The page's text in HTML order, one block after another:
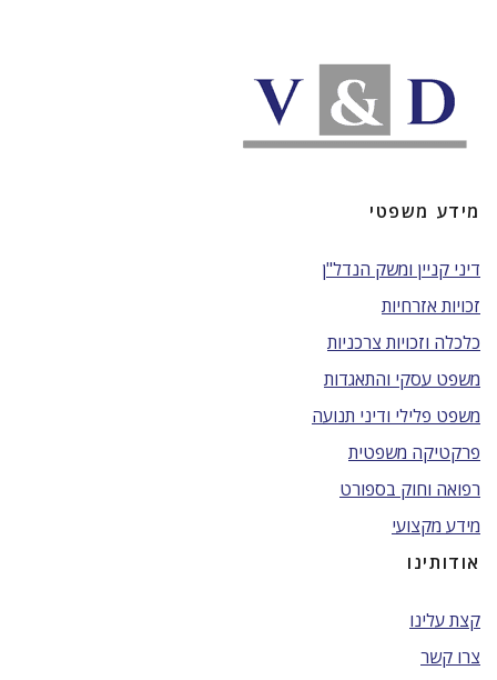
מידע משפטי
דיני קניין ומשק הנדל"ן
זכויות אזרחיות
כלכלה וזכויות צרכניות
משפט עסקי והתאגדות
משפט פלילי ודיני תנועה
פרקטיקה משפטית
רפואה וחוק בספורט
מידע מקצועי
אודותינו
קצת עלינו
צרו קשר